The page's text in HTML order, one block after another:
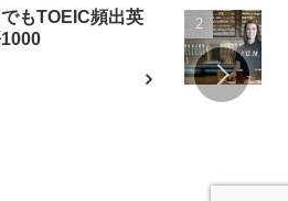
もTOEIC頻出英